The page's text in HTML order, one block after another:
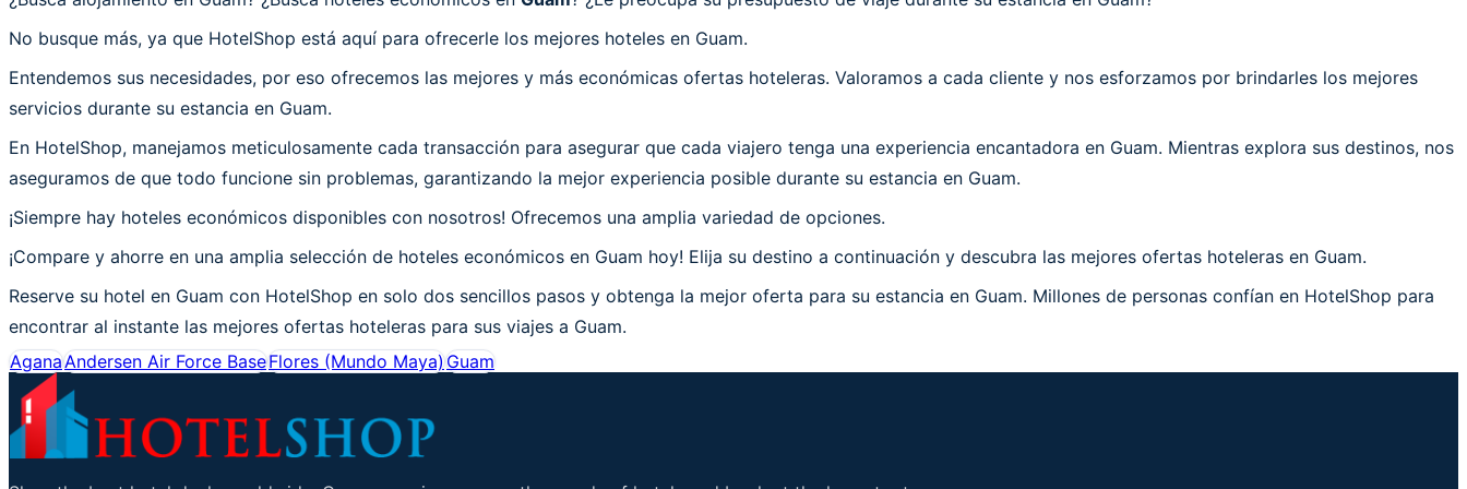
No busque más, ya que HotelShop está aquí para ofrecerle los mejores hoteles en Guam.
Entendemos sus necesidades, por eso ofrecemos las mejores y más económicas ofertas hoteleras. Valoramos a cada cliente y nos esforzamos por brindarles los mejores
servicios durante su estancia en Guam.
En HotelShop, manejamos meticulosamente cada transacción para asegurar que cada viajero tenga una experiencia encantadora en Guam. Mientras explora sus destinos, nos
aseguramos de que todo funcione sin problemas, garantizando la mejor experiencia posible durante su estancia en Guam.
¡Siempre hay hoteles económicos disponibles con nosotros! Ofrecemos una amplia variedad de opciones.
¡Compare y ahorre en una amplia selección de hoteles económicos en Guam hoy! Elija su destino a continuación y descubra las mejores ofertas hoteleras en Guam.
Reserve su hotel en Guam con HotelShop en solo dos sencillos pasos y obtenga la mejor oferta para su estancia en Guam. Millones de personas confían en HotelShop para
encontrar al instante las mejores ofertas hoteleras para sus viajes a Guam.
AganaAndersen Air Force BaseFlores (Mundo Maya)Guam